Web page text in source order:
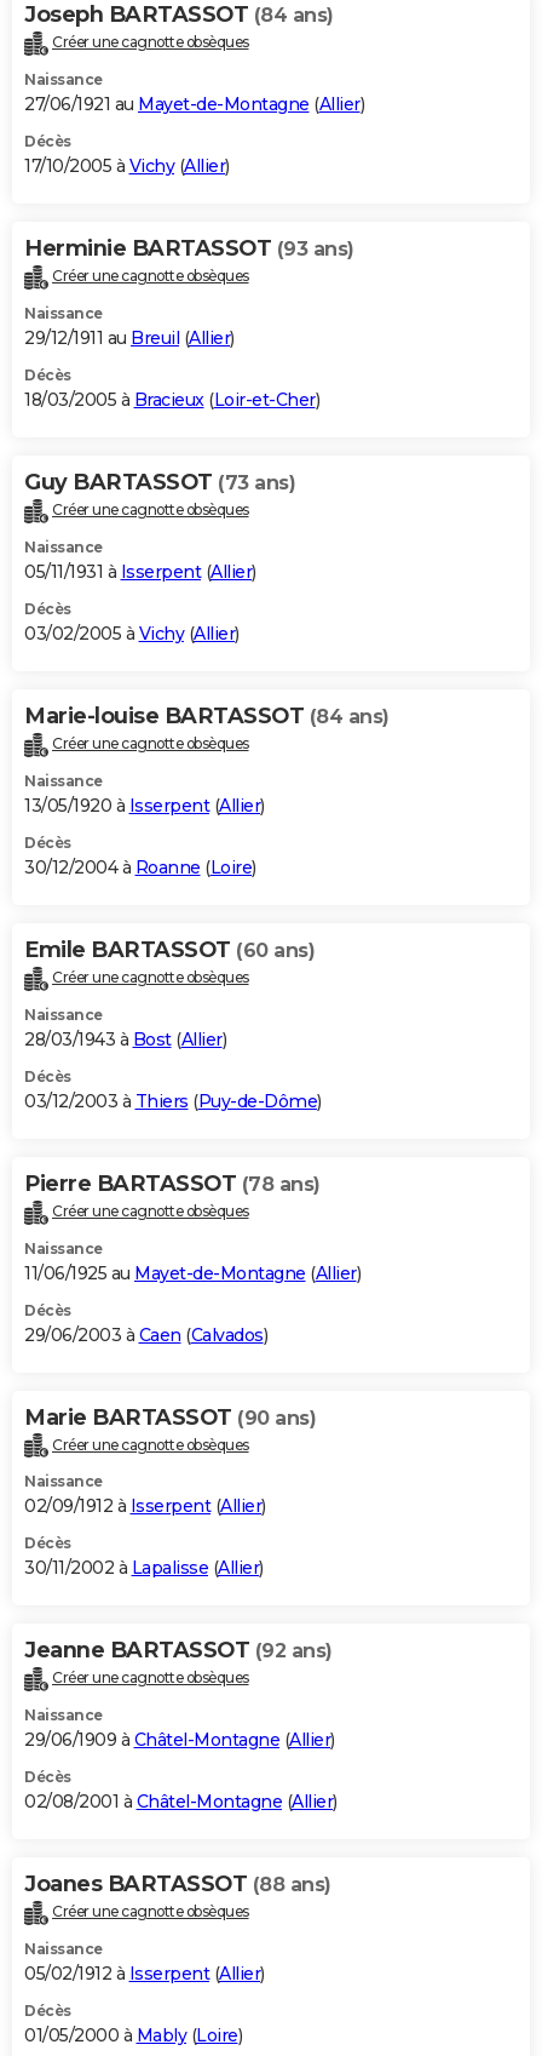
Joseph BARTASSOT (84 ans)
Créer une cagnotte obsèques
Naissance
27/06/1921 au Mayet-de-Montagne (Allier)
Décès
17/10/2005 à Vichy(Allier)
Herminie BARTASSOT (93 ans)
Créer une cagnotte obsèques
Naissance
29/12/1911 au Breuil (Allier)
Décès
18/03/2005 à Bracieux(Loir-et-Cher)
Guy BARTASSOT (73 ans)
Créer une cagnotte obsèques
Naissance
05/11/1931 à Isserpent(Allier)
Décès
03/02/2005 à Vichy(Allier)
Marie-louise BARTASSOT (84 ans)
Créer une cagnotte obsèques
Naissance
13/05/1920 à Isserpent(Allier)
Décès
30/12/2004 à Roanne (Loire)
Emile BARTASSOT (60 ans)
Créer une cagnotte obsèques
Naissance
28/03/1943 à Bost(Allier)
Décès
03/12/2003 à Thiers (Puy-de-Dôme)
Pierre BARTASSOT (78 ans)
Créer une cagnotte obsèques
Naissance
11/06/1925 au Mayet-de-Montagne (Allier)
Décès
29/06/2003 à Caen (Calvados)
Marie BARTASSOT (90 ans)
Créer une cagnotte obsèques
Naissance
02/09/1912 à Isserpent(Allier)
Décès
30/11/2002 à Lapalisse (Allier)
Jeanne BARTASSOT (92 ans)
Créer une cagnotte obsèques
Naissance
29/06/1909 à Châtel-Montagne (Allier)
Décès
02/08/2001 à Châtel-Montagne (Allier)
Joanes BARTASSOT (88 ans)
Créer une cagnotte obsèques
Naissance
05/02/1912 à Isserpent(Allier)
Décès
01/05/2000 à Mably(Loire)